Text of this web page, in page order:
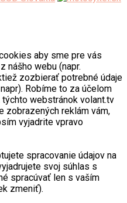
aby sme pre vás
nášho webu (napr.
zozbierať potrebné údaje
Robíme to za účelom
webstránok volant.tv
zobrazených reklám vám,
vyjadrite vpravo
spracovanie údajov na
svoj súhlas s
spracúvať len s vaším
zmeniť).